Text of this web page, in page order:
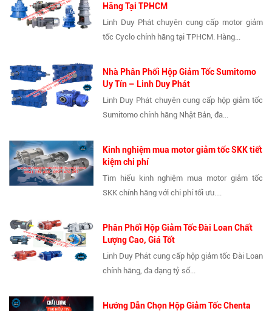
Hãng Tại TPHCM
Linh Duy Phát chuyên cung cấp motor giảm
tốc Cyclo chính hãng tại TPHCM. Hàng...
Nhà Phân Phối Hộp Giảm Tốc Sumitomo
Uy Tín – Linh Duy Phát
Linh Duy Phát chuyên cung cấp hộp giảm tốc
Sumitomo chính hãng Nhật Bản, đa...
Kinh nghiệm mua motor giảm tốc SKK tiết
kiệm chi phí
Tìm hiểu kinh nghiệm mua motor giảm tốc
SKK chính hãng với chi phí tối ưu....
Phân Phối Hộp Giảm Tốc Đài Loan Chất
Lượng Cao, Giá Tốt
Linh Duy Phát cung cấp hộp giảm tốc Đài Loan
chính hãng, đa dạng tỷ số...
Hướng Dẫn Chọn Hộp Giảm Tốc Chenta